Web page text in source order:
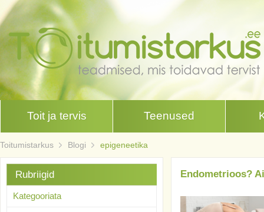
Toit ja tervis Teenused
Toitumistarkus Blogi epigeneetika
Endometrioos?
Rubriigid
Kategooriata